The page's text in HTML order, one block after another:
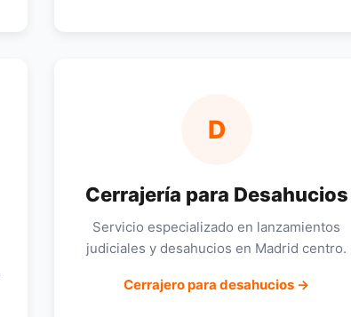
D
Cerrajería para Desahucios
Servicio especializado en lanzamientos
judiciales y desahucios en Madrid centro.
Cerrajero para desahucios →